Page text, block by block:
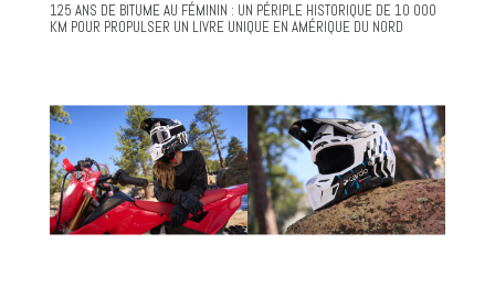
125 ANS DE BITUME AU FÉMININ : UN PÉRIPLE HISTORIQUE DE 10 000
KM POUR PROPULSER UN LIVRE UNIQUE EN AMÉRIQUE DU NORD